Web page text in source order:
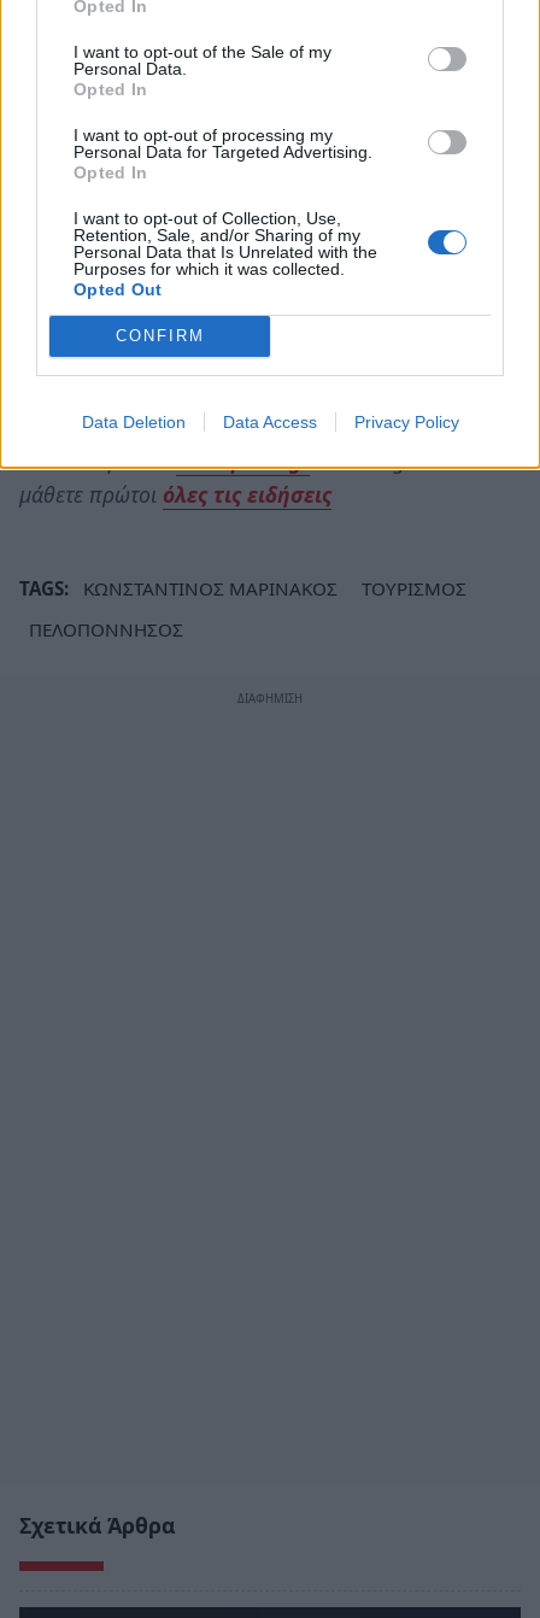
Opted In
I want to opt-out of the Sale of my
Personal Data.
Opted In
I want to opt-out of processing my
Personal Data for Targeted Advertising.
Opted In
I want to opt-out of Collection, Use,
Retention, Sale, and/or Sharing of my
Personal Data that Is Unrelated with the
Purposes for which it was collected.
Opted Out
CONFIRM
Data Deletion Data Access Privacy Policy
Ακολουθήστε τοnotospress.grστο Google News και
μάθετε πρώτοι όλες τις ειδήσεις
TAGS: ΚΩΝΣΤΑΝΤΙΝΟΣ ΜΑΡΙΝΑΚΟΣ
ΤΟΥΡΙΣΜΟΣ
ΠΕΛΟΠΟΝΝΗΣΟΣ
Σχετικά Άρθρα